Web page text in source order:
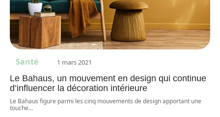
Santé 1 mars 2021
Le Bahaus, un mouvement en design qui continue
d’influencer la décoration intérieure
Le Bahaus figure parmi les cinq mouvements de design apportant une
touche…